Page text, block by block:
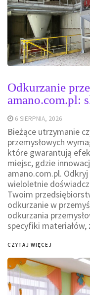
Odkurzanie
amano.com.pl:
6 SIERPNIA, 2026
Bieżące utrzymanie
przemysłowych
które gwarantują
miejsc, gdzie
amano.com.pl.
wieloletnie
Twoim
odkurzanie w
odkurzania
specyfiki
CZYTAJ WIĘCEJ